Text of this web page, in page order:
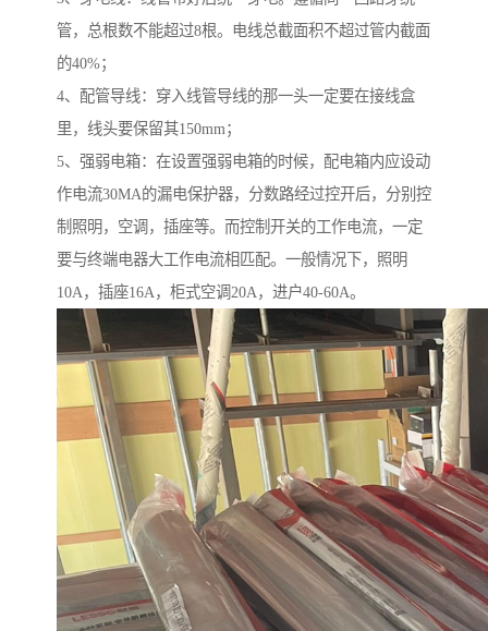
管，总根数不能超过8根。电线总截面积不超过管内截面
的40%；
4、配管导线：穿入线管导线的那一头一定要在接线盒
里，线头要保留其150mm；
5、强弱电箱：在设置强弱电箱的时候，配电箱内应设动
作电流30MA的漏电保护器，分数路经过控开后，分别控
制照明，空调，插座等。而控制开关的工作电流，一定
要与终端电器大工作电流相匹配。一般情况下，照明
10A，插座16A，柜式空调20A，进户40-60A。